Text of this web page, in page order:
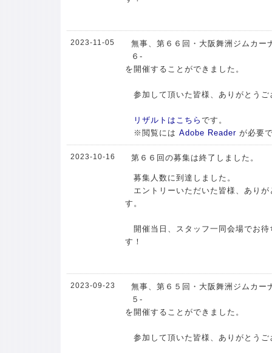
2023-11-05
無事、第６６回・大阪舞洲ジムカー
６-
を開催することができました。
参加して頂いた皆様、ありがとうご
リザルトはこちら です。
※閲覧には Adobe Reader が必要
2023-10-16 第６６回の募集は終了しました。
募集人数に到達しました。
エントリーいただいた皆様、ありが
す。
開催当日、スタッフ一同会場でお待
す！
2023-09-23
無事、第６５回・大阪舞洲ジムカー
５-
を開催することができました。
参加して頂いた皆様、ありがとうご